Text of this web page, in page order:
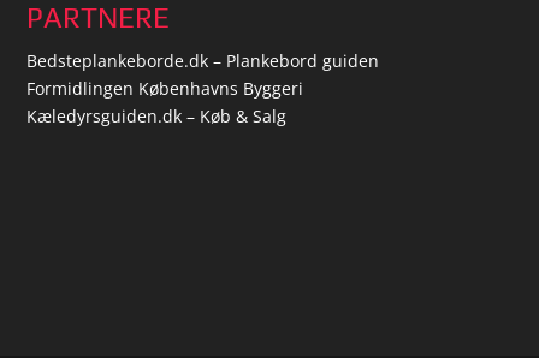
PARTNERE
Bedsteplankeborde.dk – Plankebord guiden
Formidlingen Københavns Byggeri
Kæledyrsguiden.dk – Køb & Salg